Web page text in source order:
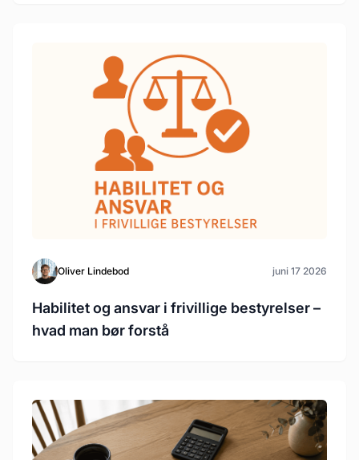
Oliver Lindebod juni 17 2026
Habilitet og ansvar i frivillige bestyrelser –
hvad man bør forstå